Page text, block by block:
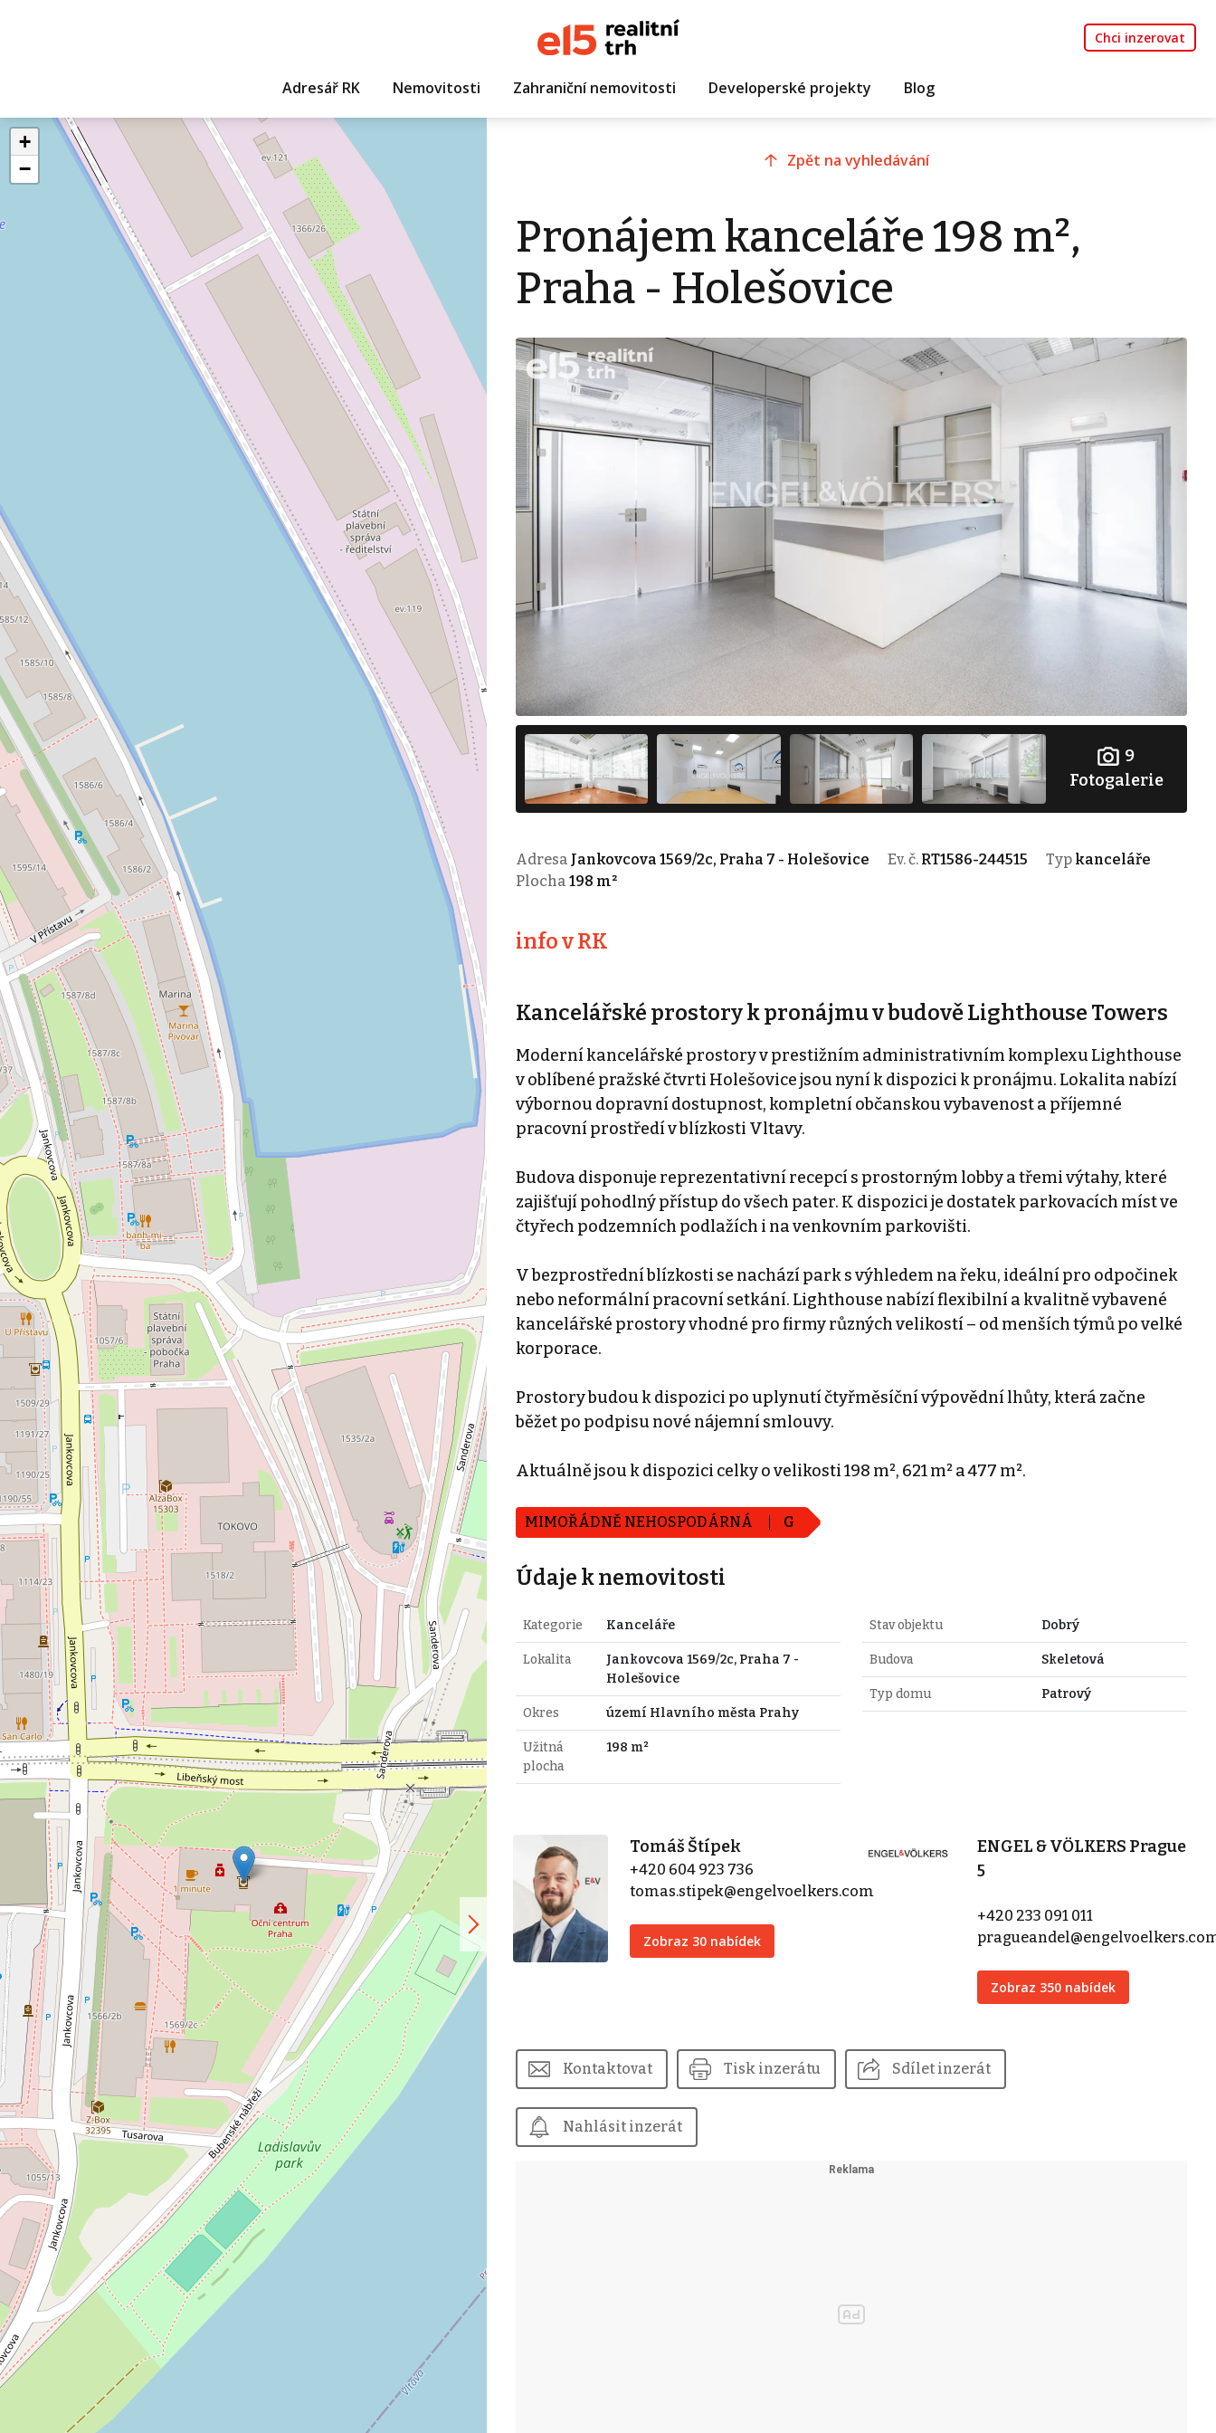
Chci inzerovat
Adresář RK Nemovitosti Zahraniční nemovitosti Developerské projekty Blog
+
−
Zpět na vyhledávání
Pronájem kanceláře 198 m²,
Praha - Holešovice
9
Fotogalerie
Adresa Jankovcova 1569/2c, Praha 7 - Holešovice Ev. č. RT1586-244515 Typ kanceláře
Plocha 198 m²
info v RK
Kancelářské prostory k pronájmu v budově Lighthouse Towers
Moderní kancelářské prostory v prestižním administrativním komplexu Lighthouse
v oblíbené pražské čtvrti Holešovice jsou nyní k dispozici k pronájmu. Lokalita nabízí
výbornou dopravní dostupnost, kompletní občanskou vybavenost a příjemné
pracovní prostředí v blízkosti Vltavy.
Budova disponuje reprezentativní recepcí s prostorným lobby a třemi výtahy, které
zajišťují pohodlný přístup do všech pater. K dispozici je dostatek parkovacích míst ve
čtyřech podzemních podlažích i na venkovním parkovišti.
V bezprostřední blízkosti se nachází park s výhledem na řeku, ideální pro odpočinek
nebo neformální pracovní setkání. Lighthouse nabízí flexibilní a kvalitně vybavené
kancelářské prostory vhodné pro firmy různých velikostí – od menších týmů po velké
korporace.
Prostory budou k dispozici po uplynutí čtyřměsíční výpovědní lhůty, která začne
běžet po podpisu nové nájemní smlouvy.
Aktuálně jsou k dispozici celky o velikosti 198 m², 621 m² a 477 m².
MIMOŘÁDNĚ NEHOSPODÁRNÁ G
Údaje k nemovitosti
Kategorie Kanceláře
Lokalita
Jankovcova 1569/2c, Praha 7 -
Holešovice
Okres území Hlavního města Prahy
Užitná
plocha
198 m²
Stav objektu Dobrý
Budova Skeletová
Typ domu Patrový
Tomáš Štípek
+420 604 923 736
tomas.stipek@engelvoelkers.com
Zobraz 30 nabídek
ENGEL & VÖLKERS Prague
5
+420 233 091 011
Zobraz 350 nabídek
Kontaktovat Tisk inzerátu Sdílet inzerát
Nahlásit inzerát